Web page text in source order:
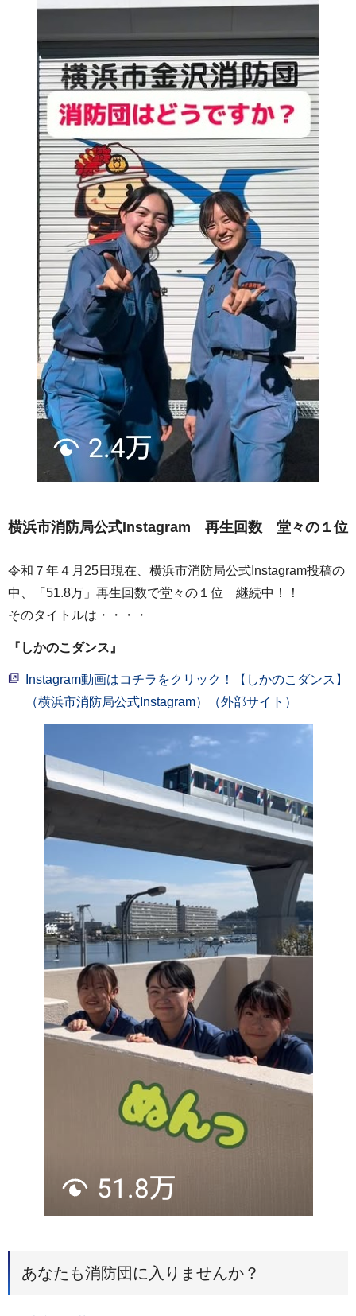
横浜市消防局公式Instagram 再生回数 堂々の１位
令和７年４月25日現在、横浜市消防局公式Instagram投稿の
中、「51.8万」再生回数で堂々の１位 継続中！！
そのタイトルは・・・・
『しかのこダンス』
Instagram動画はコチラをクリック！【しかのこダンス】
（横浜市消防局公式Instagram）（外部サイト）
あなたも消防団に入りませんか？